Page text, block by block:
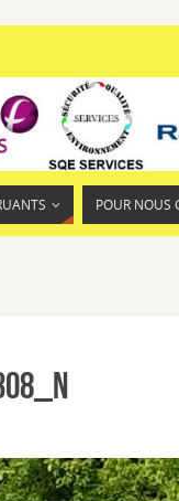
POUR NOUS